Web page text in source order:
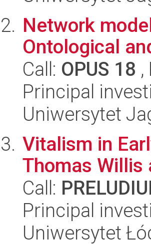
Network
Ontological
Call: OPUS 18 ,
Principal
Uniwersytet
Vitalism in
Thomas Willis
Call:
Principal
Uniwersytet